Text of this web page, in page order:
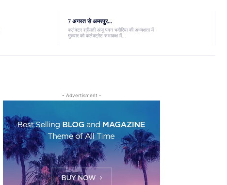
7 अगस्त से अमरपुर...
कलेक्टर श्रीमती अंजू पवन भदौरिया की अध्यक्षता में
गुरुवार को कलेक्ट्रेट सभाकक्ष में...
- Advertisment -